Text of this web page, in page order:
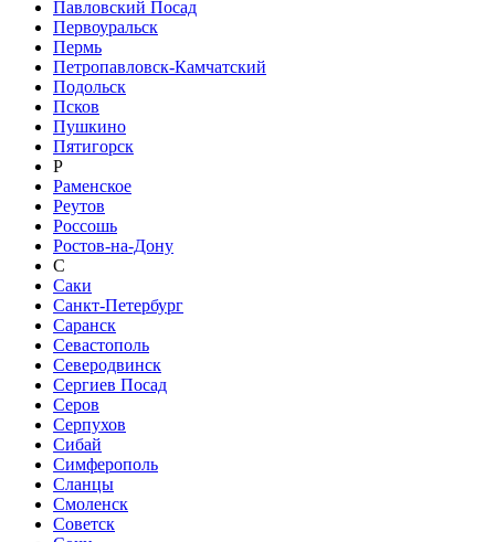
Павловский Посад
Первоуральск
Пермь
Петропавловск-Камчатский
Подольск
Псков
Пушкино
Пятигорск
Р
Раменское
Реутов
Россошь
Ростов-на-Дону
С
Саки
Санкт-Петербург
Саранск
Севастополь
Северодвинск
Сергиев Посад
Серов
Серпухов
Сибай
Симферополь
Сланцы
Смоленск
Советск